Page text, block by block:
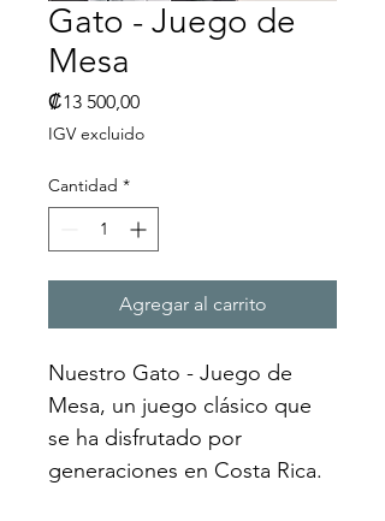
Gato - Juego de
Mesa
₡13 500,00Precio
IGV excluido
Cantidad *
Agregar al carrito
Nuestro Gato - Juego de
Mesa, un juego clásico que
se ha disfrutado por
generaciones en Costa Rica.